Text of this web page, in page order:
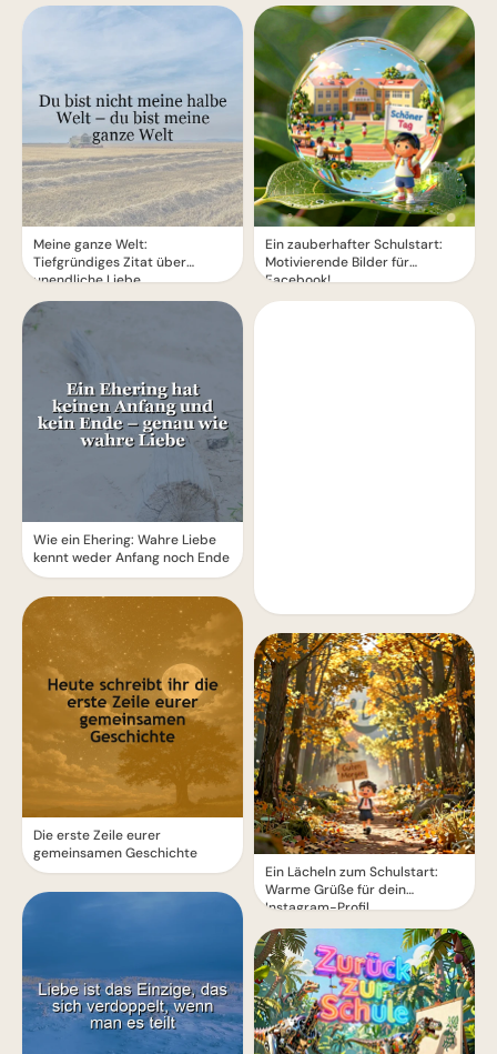
Meine ganze Welt:
Tiefgründiges Zitat über
unendliche Liebe
Wie ein Ehering: Wahre Liebe
kennt weder Anfang noch Ende
Die erste Zeile eurer
gemeinsamen Geschichte
Ein zauberhafter Schulstart:
Motivierende Bilder für
Facebook!
Ein Lächeln zum Schulstart:
Warme Grüße für dein
Instagram-Profil